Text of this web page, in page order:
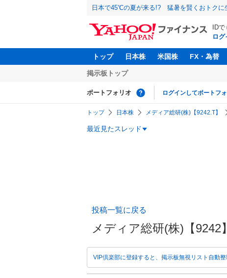
日本で45℃の夏が来る!? 猛暑を賢くおトクに
ID
ログ
トップ 日本株 米国株 FX・為替
掲示板トップ
ポートフォリオ ログインしてポートフ
トップ 日本株 メディア総研(株)【9242.T】
最近見たスレッド
投稿一覧に戻る
メディア総研(株)【9242
VIP倶楽部に登録すると、掲示板無視リスト自動